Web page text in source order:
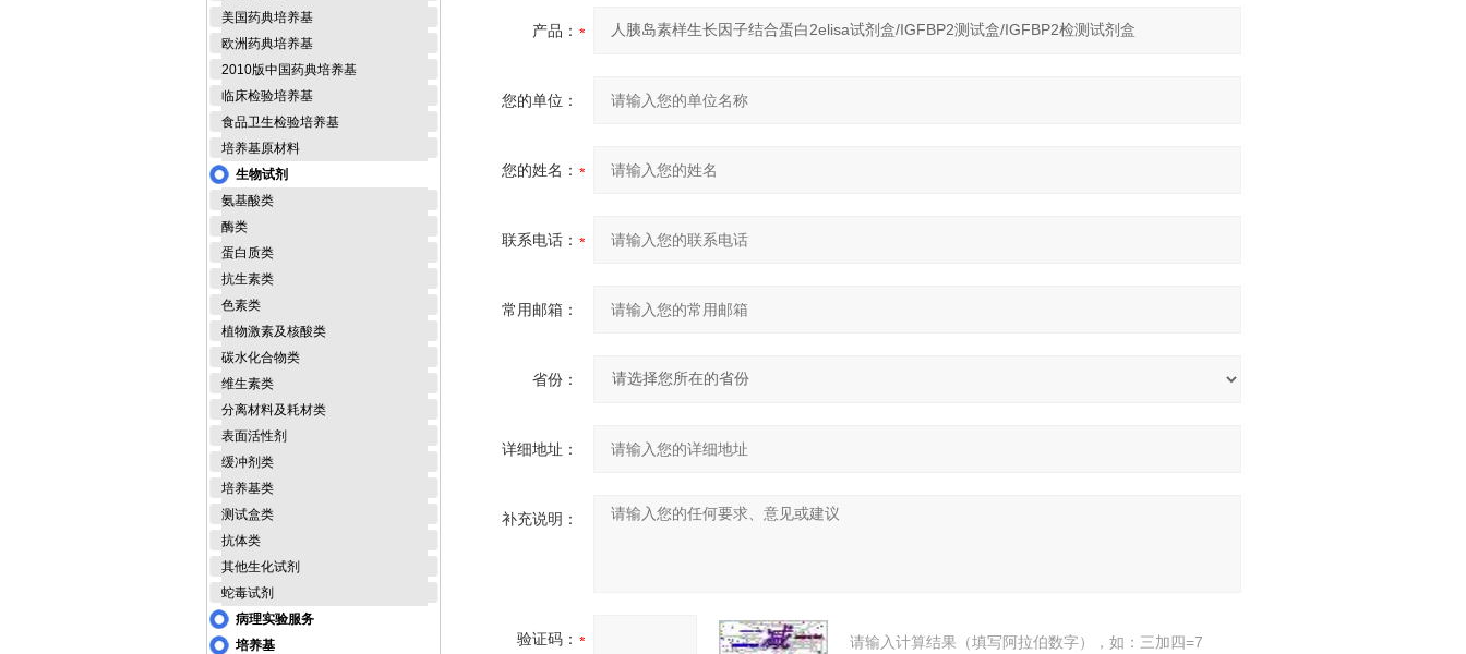
美国药典培养基
欧洲药典培养基
2010版中国药典培养基
临床检验培养基
食品卫生检验培养基
培养基原材料
生物试剂
氨基酸类
酶类
蛋白质类
抗生素类
色素类
植物激素及核酸类
碳水化合物类
维生素类
分离材料及耗材类
表面活性剂
缓冲剂类
培养基类
测试盒类
抗体类
其他生化试剂
蛇毒试剂
病理实验服务
培养基
产品：
您的单位：
您的姓名：
联系电话：
常用邮箱：
省份：
详细地址：
补充说明：
验证码： 请输入计算结果（填写阿拉伯数字），如：三加四=7